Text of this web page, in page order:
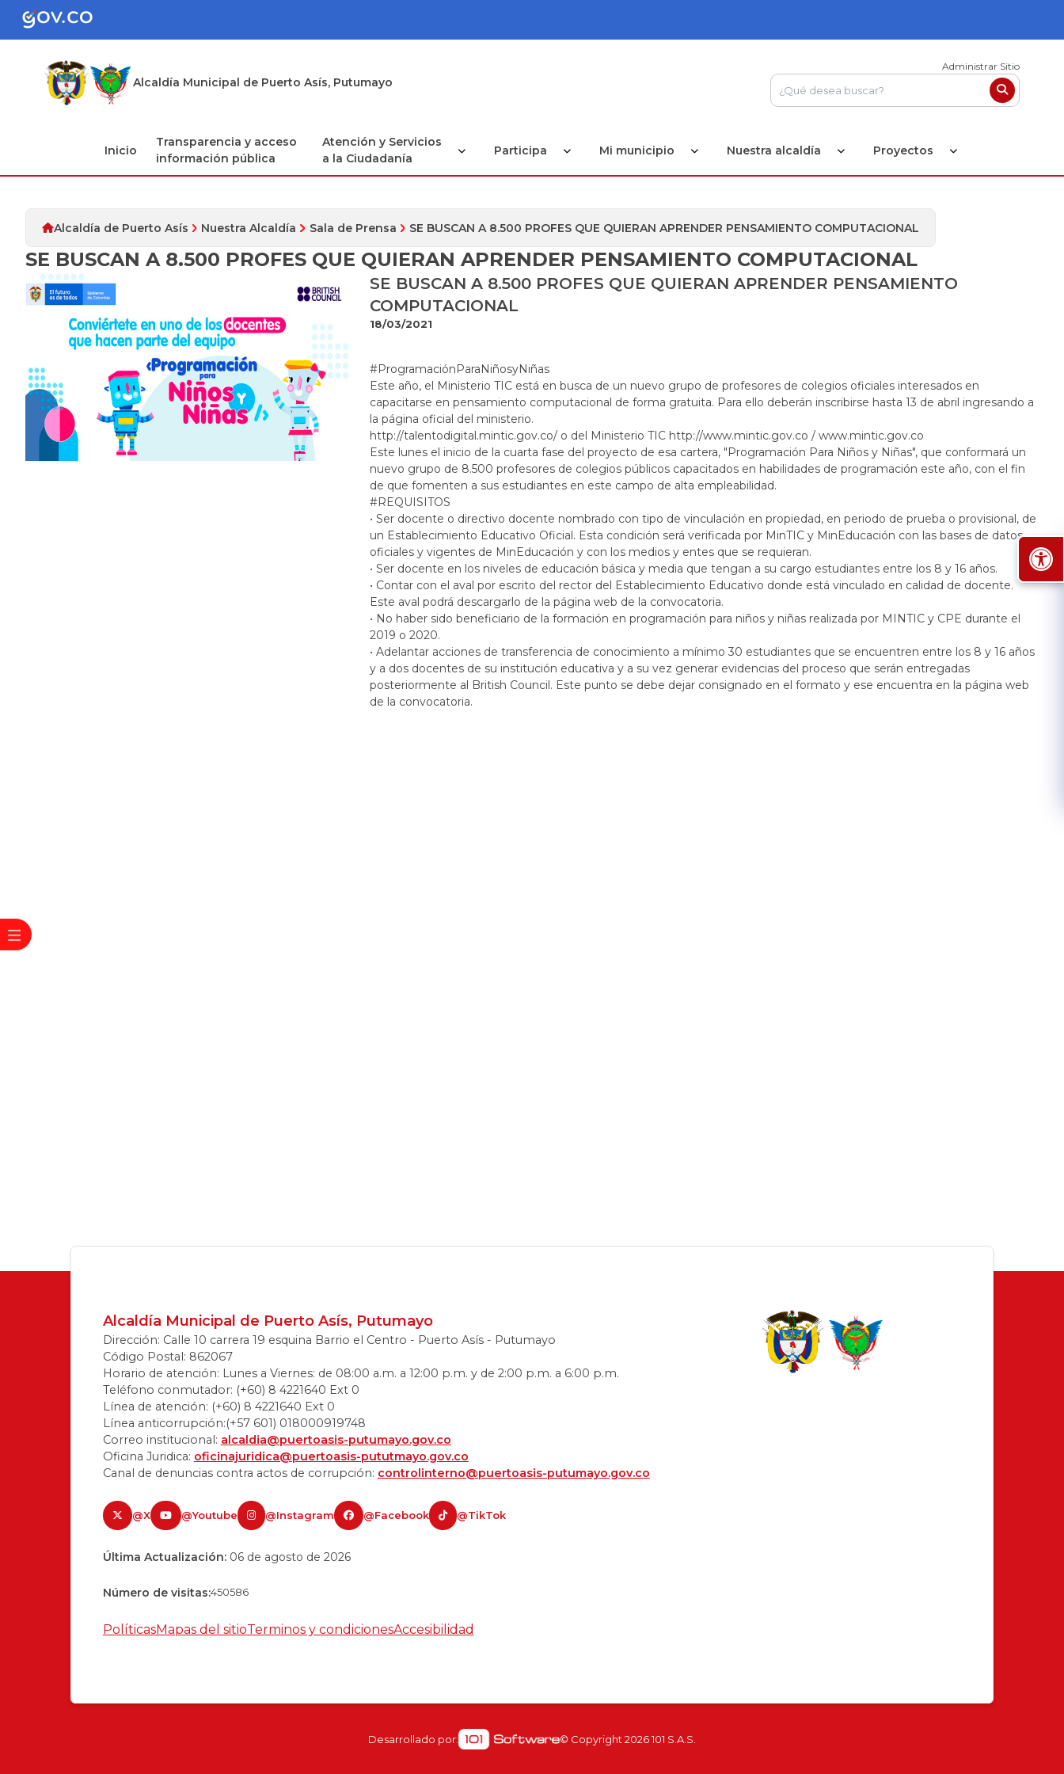
Alcaldía Municipal de Puerto Asís, Putumayo
Administrar Sitio
Inicio
Transparencia y acceso
información pública
Atención y Servicios
a la Ciudadanía
Participa Mi municipio Nuestra alcaldía Proyectos
Alcaldía de Puerto Asís Nuestra Alcaldía Sala de Prensa SE BUSCAN A 8.500 PROFES QUE QUIERAN APRENDER PENSAMIENTO COMPUTACIONAL
SE BUSCAN A 8.500 PROFES QUE QUIERAN APRENDER PENSAMIENTO COMPUTACIONAL
SE BUSCAN A 8.500 PROFES QUE QUIERAN APRENDER PENSAMIENTO
COMPUTACIONAL
18/03/2021
#ProgramaciónParaNiñosyNiñas
Este año, el Ministerio TIC está en busca de un nuevo grupo de profesores de colegios oficiales interesados en
capacitarse en pensamiento computacional de forma gratuita. Para ello deberán inscribirse hasta 13 de abril ingresando a
la página oficial del ministerio.
http://talentodigital .mintic.gov.co/o del Ministerio TIC http://www.mintic.gov.co / www.mintic.gov.co
Este lunes el inicio de la cuarta fase del proyecto de esa cartera, "Programación Para Niños y Niñas", que conformará un
nuevo grupo de 8.500 profesores de colegios públicos capacitados en habilidades de programación este año, con el fin
de que fomenten a sus estudiantes en este campo de alta empleabilidad.
#REQUISITOS
• Ser docente o directivo docente nombrado con tipo de vinculación en propiedad, en periodo de prueba o provisional, de
un Establecimiento Educativo Oficial. Esta condición será verificada por MinTIC y MinEducación con las bases de datos
oficiales y vigentes de MinEducación y con los medios y entes que se requieran.
• Ser docente en los niveles de educación básica y media que tengan a su cargo estudiantes entre los 8 y 16 años.
• Contar con el aval por escrito del rector del Establecimiento Educativo donde está vinculado en calidad de docente.
Este aval podrá descargarlo de la página web de la convocatoria.
• No haber sido beneficiario de la formación en programación para niños y niñas realizada por MINTIC y CPE durante el
2019 o 2020.
• Adelantar acciones de transferencia de conocimiento a mínimo 30 estudiantes que se encuentren entre los 8 y 16 años
y a dos docentes de su institución educativa y a su vez generar evidencias del proceso que serán entregadas
posteriormente al British Council. Este punto se debe dejar consignado en el formato y ese encuentra en la página web
de la convocatoria.​
Alcaldía Municipal de Puerto Asís, Putumayo
Dirección: Calle 10 carrera 19 esquina Barrio el Centro - Puerto Asís - Putumayo
Código Postal: 862067
Horario de atención: Lunes a Viernes: de 08:00 a.m. a 12:00 p.m. y de 2:00 p.m. a 6:00 p.m.
Teléfono conmutador: (+60) 8 4221640 Ext 0
Línea de atención: (+60) 8 4221640 Ext 0
Línea anticorrupción:(+57 601) 018000919748
Correo institucional: alcaldia@puertoasis-putumayo.gov.co
Oficina Juridica: oficinajuridica@puertoasis-pututmayo.gov.co
Canal de denuncias contra actos de corrupción: controlinterno@puertoasis-putumayo.gov.co
@X @Youtube @Instagram @Facebook @TikTok
Última Actualización: 06 de agosto de 2026
Número de visitas:450586
PolíticasMapas del sitioTerminos y condicionesAccesibilidad
Desarrollado por: © Copyright 2026101 S.A.S.